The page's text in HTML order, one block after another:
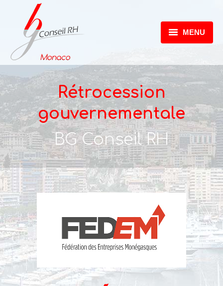
MENU
EXPERTISES
CATALOGUE FORMATIONS
RÉTROCESSION GOUVERNEMENTALE
CONTACT
Rétrocession
gouvernementale
BG Conseil RH